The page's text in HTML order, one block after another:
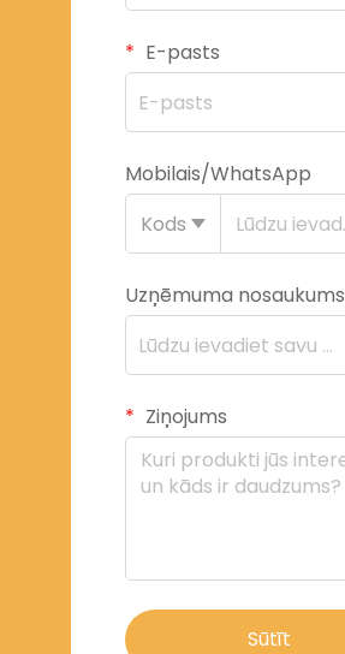
E-pasts
Mobilais/WhatsApp
Kods
Uzņēmuma nosaukums
Ziņojums
Sūtīt